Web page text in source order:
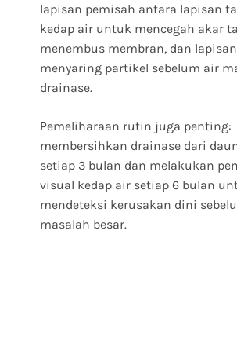
lapisan pemisah antara lapisan
kedap air untuk mencegah akar
menembus membran, dan
menyaring partikel sebelum air
drainase.
Pemeliharaan rutin juga penting:
membersihkan drainase dari
setiap 3 bulan dan melakukan
visual kedap air setiap 6 bulan
mendeteksi kerusakan dini
masalah besar.